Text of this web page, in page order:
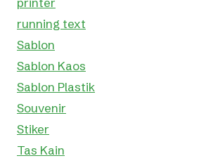
running text
Sablon
Sablon Kaos
Sablon Plastik
Souvenir
Stiker
Tas Kain